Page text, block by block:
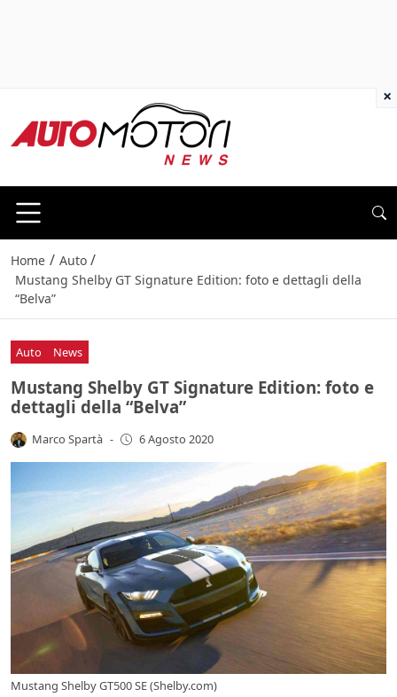
Home / Auto /
Mustang Shelby GT Signature Edition: foto e dettagli della
“Belva”
Auto News
Mustang Shelby GT Signature Edition: foto e
dettagli della “Belva”
Marco Spartà - 6 Agosto 2020
Mustang Shelby GT500 SE (Shelby.com)
×